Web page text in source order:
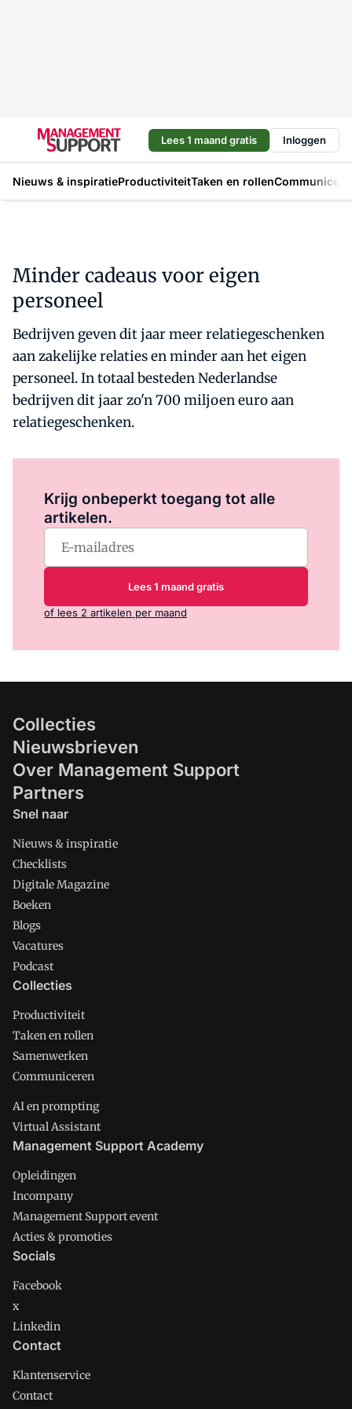
Lees 1 maand gratis Inloggen
Nieuws & inspiratieProductiviteitTaken en rollen
Minder cadeaus voor eigen
personeel
Bedrijven geven dit jaar meer relatiegeschenken
aan zakelijke relaties en minder aan het eigen
personeel. In totaal besteden Nederlandse
bedrijven dit jaar zo'n 700 miljoen euro aan
relatiegeschenken.
Krijg onbeperkt toegang tot alle
artikelen.
Lees 1 maand gratis
of lees 2 artikelen per maand
Collecties
Nieuwsbrieven
Over Management Support
Partners
Snel naar
Nieuws & inspiratie
Checklists
Digitale Magazine
Boeken
Blogs
Vacatures
Podcast
Collecties
Productiviteit
Taken en rollen
Samenwerken
Communiceren
AI en prompting
Virtual Assistant
Management Support Academy
Opleidingen
Incompany
Management Support event
Acties & promoties
Socials
Facebook
x
Linkedin
Contact
Klantenservice
Contact